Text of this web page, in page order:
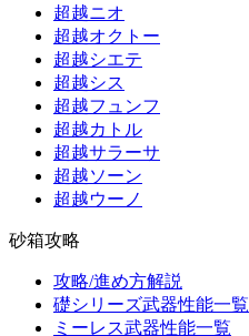
超越ニオ
超越オクトー
超越シエテ
超越シス
超越フュンフ
超越カトル
超越サラーサ
超越ソーン
超越ウーノ
砂箱攻略
攻略/進め方解説
礎シリーズ武器性能一覧
ミーレス武器性能一覧